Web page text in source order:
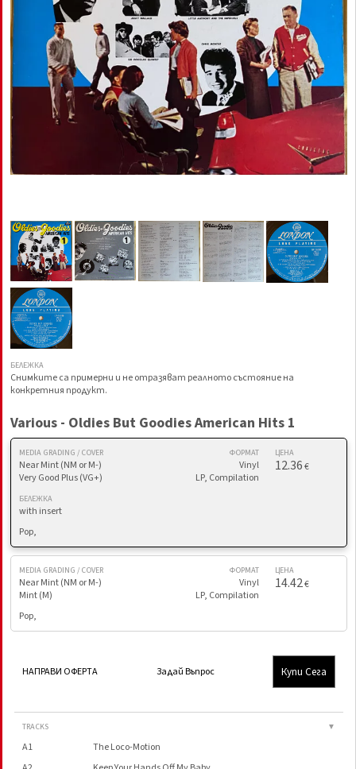
БЕЛЕЖКА
Снимките са примерни и не отразяват реалното състояние на
конкретния продукт.
Various - Oldies But Goodies American Hits 1
MEDIA GRADING / COVER
Near Mint (NM or M-)
Very Good Plus (VG+)
ФОРМАТ
Vinyl
LP, Compilation
ЦЕНА
12.36€
БЕЛЕЖКА
with insert
Pop,
MEDIA GRADING / COVER
Near Mint (NM or M-)
Mint (M)
ФОРМАТ
Vinyl
LP, Compilation
ЦЕНА
14.42€
Pop,
НАПРАВИ ОФЕРТА Задай Въпрос Купи Сега
TRACKS ▼
A1
The Loco-Motion